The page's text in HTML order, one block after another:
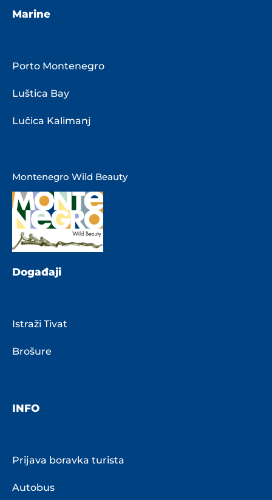
Marine
Porto Montenegro
Luštica Bay
Lučica Kalimanj
Montenegro Wild Beauty
Događaji
Istraži Tivat
Brošure
INFO
Prijava boravka turista
Autobus